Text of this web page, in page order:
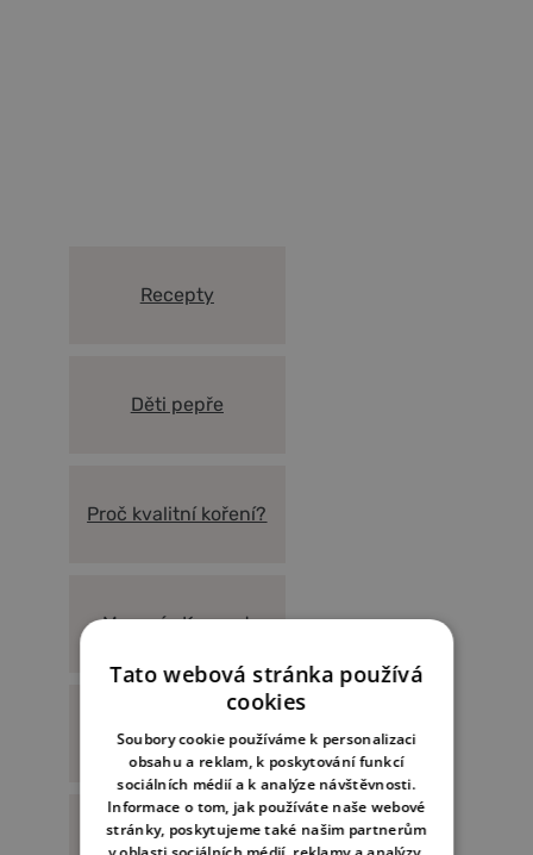
Recepty
Děti pepře
Proč kvalitní koření?
Magazín Kampot
Naše farma
Reference
Tato webová stránka používá
cookies
Soubory cookie používáme k personalizaci
obsahu a reklam, k poskytování funkcí
sociálních médií a k analýze návštěvnosti.
Informace o tom, jak používáte naše webové
stránky, poskytujeme také našim partnerům